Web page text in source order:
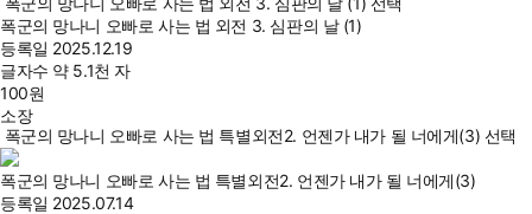
폭군의 망나니 오빠로 사는 법 외전 3. 심판의 날 (1)
등록일 2025.12.19
글자수 약 5.1천 자
100원
소장
폭군의 망나니 오빠로 사는 법 특별외전2. 언젠가 내가 될 너에게(3) 선택
폭군의 망나니 오빠로 사는 법 특별외전2. 언젠가 내가 될 너에게(3)
등록일 2025.07.14